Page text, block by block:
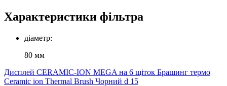
Характеристики фільтра
діаметр:
80 мм
Дисплей CERAMIC-ION MEGA на 6 щіток Брашинг термо
Ceramic ion Thermal Brush Чорний d 15